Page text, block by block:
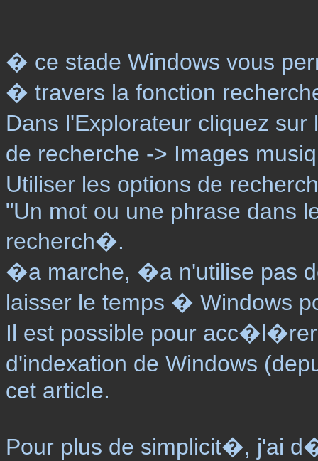
� ce stade Windows vous
� travers la fonction
Dans l'Explorateur cliquez
de recherche -> Images
Utiliser les options de
"Un mot ou une phrase dans
recherch�.
�a marche, �a n'utilise pas
laisser le temps � Windows
Il est possible pour
d'indexation de Windows
cet article.
Pour plus de simplicit�, j'ai